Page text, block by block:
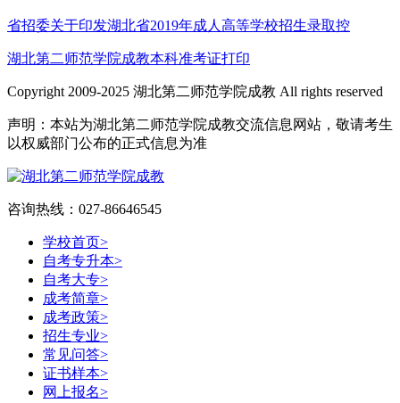
省招委关于印发湖北省2019年成人高等学校招生录取控
湖北第二师范学院成教本科准考证打印
Copyright 2009-2025 湖北第二师范学院成教 All rights reserved
声明：本站为湖北第二师范学院成教交流信息网站，敬请考生
以权威部门公布的正式信息为准
咨询热线：027-86646545
学校首页>
自考专升本>
自考大专>
成考简章>
成考政策>
招生专业>
常见问答>
证书样本>
网上报名>